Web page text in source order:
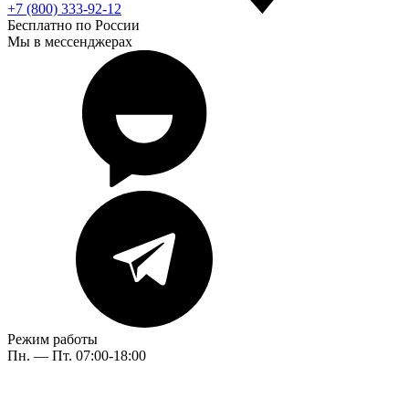
+7 (800) 333-92-12
Бесплатно по России
Мы в мессенджерах
Режим работы
Пн. — Пт. 07:00-18:00